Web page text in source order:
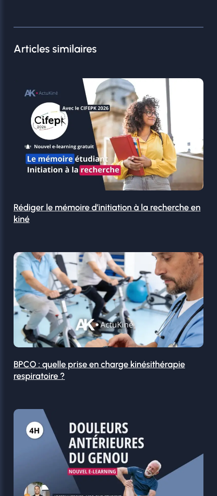
Articles similaires
Rédiger le mémoire d’initiation à la recherche en
kiné
BPCO : quelle prise en charge kinésithérapie
respiratoire ?